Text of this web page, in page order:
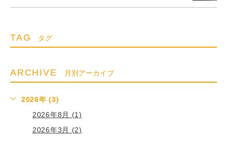
TAG タグ
ARCHIVE 月別アーカイブ
2026年 (3)
2026年8月 (1)
2026年3月 (2)